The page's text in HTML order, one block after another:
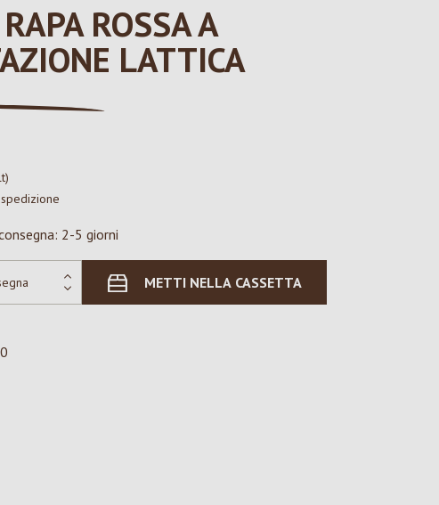
ROSSA A
LATTICA
2-5 giorni
METTI NELLA CASSETTA